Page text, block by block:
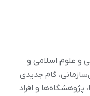
علوم اسلامی و
گام جدیدی
پژوهشگاه‌ها و افراد